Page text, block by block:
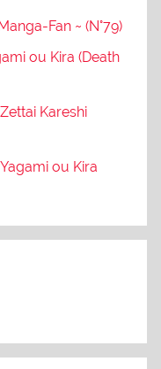
Fan ~ (N°79)
ou Kira (Death
Kareshi
ou Kira